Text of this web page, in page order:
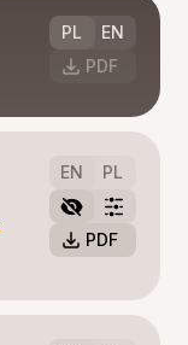
PL
EN
PDF
EN PL
PDF